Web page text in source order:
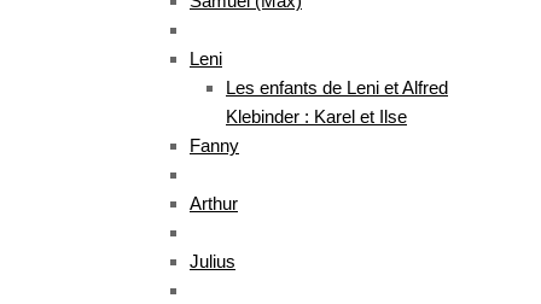
Leni
Les enfants de Leni et Alfred
Klebinder : Karel et Ilse
Fanny
Arthur
Julius